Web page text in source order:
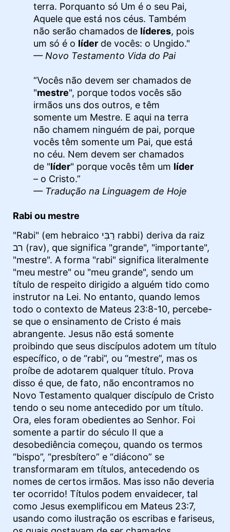
terra. Porquanto só Um é o seu Pai,
Aquele que está nos céus. Também
não serão chamados de líderes, pois
um só é o líderde vocês: o Ungido."
— Novo Testamento Vida do Pai
“Vocês não devem ser chamados de
"mestre", porque todos vocês são
irmãos uns dos outros, e têm
somente um Mestre. E aqui na terra
não chamem ninguém de pai, porque
vocês têm somente um Pai, que está
no céu. Nem devem ser chamados
de "líder" porque vocês têm um líder
– o Cristo.”
— Tradução na Linguagem de Hoje
Rabi ou mestre
"Rabi" (em hebraico רַבִּי rabbi) deriva da raiz
רב (rav), que significa "grande", "importante",
"mestre". A forma "rabi" significa literalmente
"meu mestre" ou "meu grande", sendo um
título de respeito dirigido a alguém tido como
instrutor na Lei. No entanto, quando lemos
todo o contexto de Mateus 23:8-10, percebe-
se que o ensinamento de Cristo é mais
abrangente. Jesus não está somente
proibindo que seus discípulos adotem um título
específico, o de “rabi”, ou “mestre”, mas os
proíbe de adotarem qualquer título. Prova
disso é que, de fato, não encontramos no
Novo Testamento qualquer discípulo de Cristo
tendo o seu nome antecedido por um título.
Ora, eles foram obedientes ao Senhor. Foi
somente a partir do século II que a
desobediência começou, quando os termos
“bispo”, “presbítero” e “diácono” se
transformaram em títulos, antecedendo os
nomes de certos irmãos. Mas isso não deveria
ter ocorrido! Títulos podem envaidecer, tal
como Jesus exemplificou em Mateus 23:7,
usando como ilustração os escribas e fariseus,